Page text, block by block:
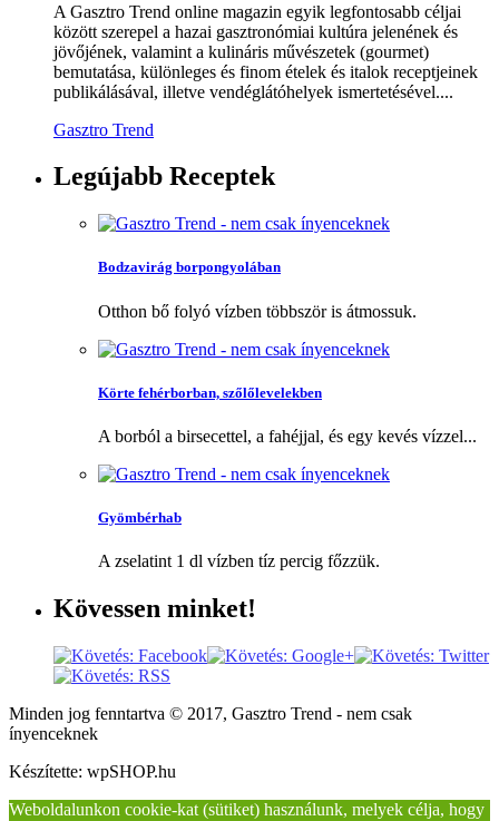
A Gasztro Trend online magazin egyik legfontosabb céljai
között szerepel a hazai gasztronómiai kultúra jelenének és
jövőjének, valamint a kulináris művészetek (gourmet)
bemutatása, különleges és finom ételek és italok receptjeinek
publikálásával, illetve vendéglátóhelyek ismertetésével....
Gasztro Trend
Legújabb Receptek
Bodzavirág borpongyolában
Otthon bő folyó vízben többször is átmossuk.
Körte fehérborban, szőlőlevelekben
A borból a birsecettel, a fahéjjal, és egy kevés vízzel...
Gyömbérhab
A zselatint 1 dl vízben tíz percig főzzük.
Kövessen minket!
Minden jog fenntartva © 2017, Gasztro Trend - nem csak
ínyenceknek
Készítette: wpSHOP.hu
Weboldalunkon cookie-kat (sütiket) használunk, melyek célja, hogy